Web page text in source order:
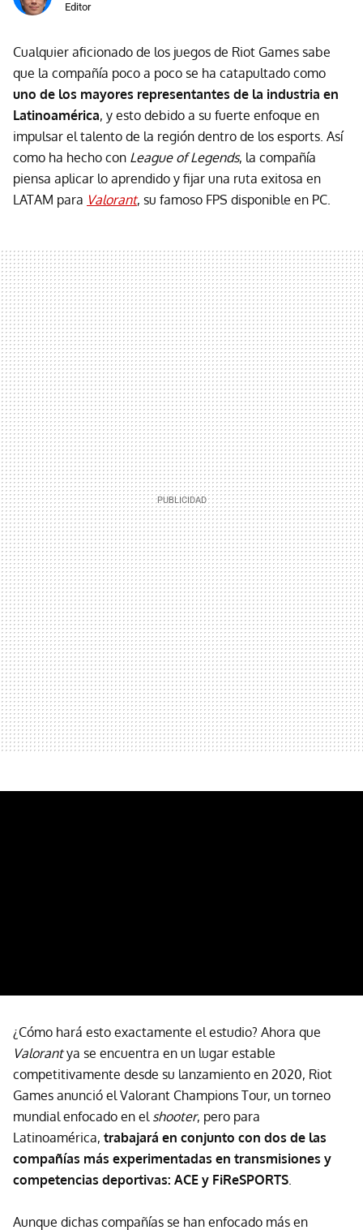
Editor
Cualquier aficionado de los juegos de Riot Games sabe
que la compañía poco a poco se ha catapultado como
uno de los mayores representantes de la industria en
Latinoamérica, y esto debido a su fuerte enfoque en
impulsar el talento de la región dentro de los esports. Así
como ha hecho con League of Legends, la compañía
piensa aplicar lo aprendido y fijar una ruta exitosa en
LATAM para Valorant, su famoso FPS disponible en PC.
¿Cómo hará esto exactamente el estudio? Ahora que
Valorantya se encuentra en un lugar estable
competitivamente desde su lanzamiento en 2020, Riot
Games anunció el Valorant Champions Tour, un torneo
mundial enfocado en el shooter, pero para
Latinoamérica, trabajará en conjunto con dos de las
compañías más experimentadas en transmisiones y
competencias deportivas: ACE y FiReSPORTS.
Aunque dichas compañías se han enfocado más en